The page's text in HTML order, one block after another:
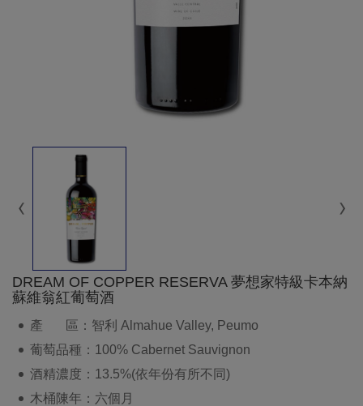
DREAM OF COPPER RESERVA 夢想家特級卡本納
蘇維翁紅葡萄酒
產 區：智利 Almahue Valley, Peumo
葡萄品種：100% Cabernet Sauvignon
酒精濃度：13.5%(依年份有所不同)
木桶陳年：六個月